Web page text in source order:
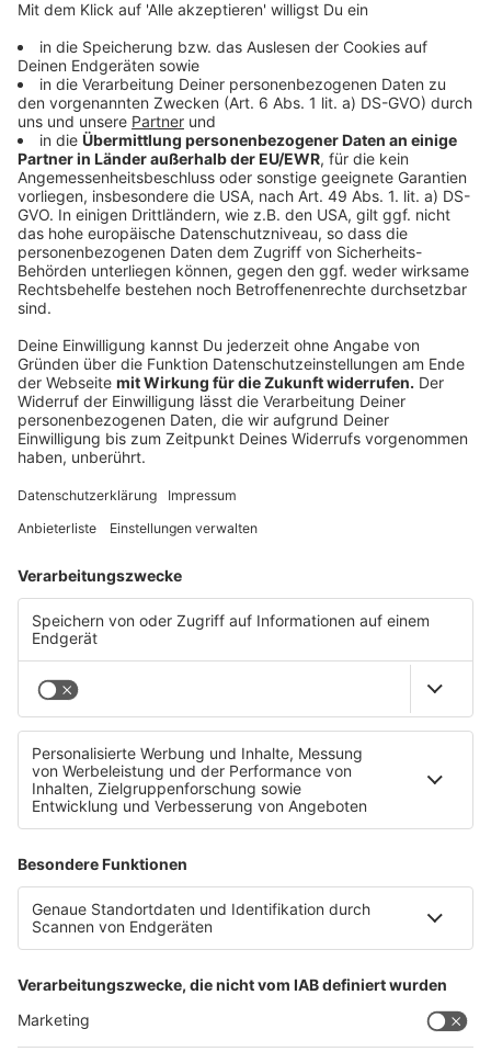
und gleichzeitig ein Like/eine 'Reaktion' abgibt, hat
die Chance, 1x 1 Tandem-Fallschirmsprung beim
Union Fallschirmspringerclub Linz zu gewinnen. Der
Teilnehmer, der per Zufall ausgewählt wurde,
gewinnt.
Das "Fallschirmsprung“-Gewinnspiel ist eine
ausschließlich von Life Radio veranstaltete
Promotion und steht in keiner Verbindung zu
Facebook und wird in keiner Weise von Facebook
gesponsert, unterstützt oder organisiert.
5.) Für das oben genannte Gewinnspiel verwendet
die Life Radio GmbH & Co.KG die offizielle Life Radio
Facebook-Seite
www.facebook.com/liferadio
technisch einwandfrei zu senden und im Programm
korrekte Aussagen zu machen. Jedoch begründen
allfällige technische Fehler, bzw. Probleme oder
versehentlich falsche Aussagen der Mitarbeiter von
Life Radio keinerlei Haftung der Life Radio GmbH &
Co.KG, insbesondere aber keinen Anspruch des
Teilnehmers auf einen Gewinn.
7.) Das Gewinnspiel findet vom Zeitpunkt der
Posting-Veröffentlichung bis Mittwoch, 29.6.2022,
um 12.00 Uhr MEZ, laut Studiouhr, statt.
Eine Gewinnerbekanntgabe erfolgt unter dem
8.) Der Rechtsweg ist ausgeschlossen. Keine
Barablöse möglich.
9.) Die Teilnehmer akzeptieren ausdrücklich die
abrufbare Datenschutzerklärung von Life Radio.